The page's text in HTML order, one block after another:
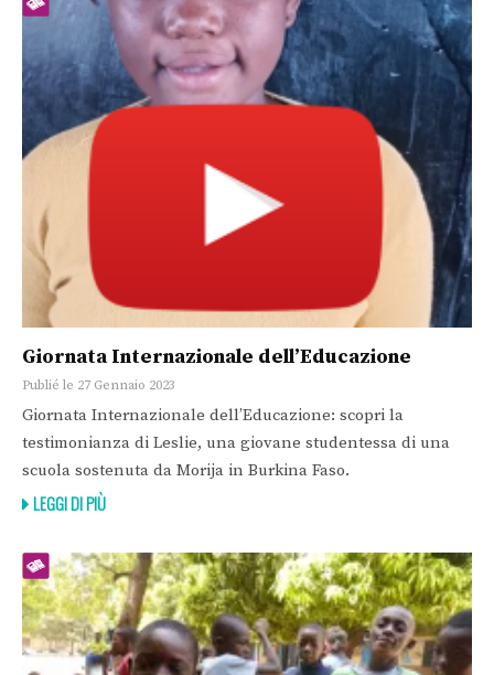
Giornata Internazionale dell’Educazione
Publié le 27 Gennaio 2023
Giornata Internazionale dell’Educazione: scopri la
testimonianza di Leslie, una giovane studentessa di una
scuola sostenuta da Morija in Burkina Faso.
LEGGI DI PIÙ